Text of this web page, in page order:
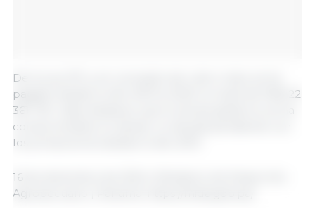
De la Ley 107, y en concepto de rubro maíz, se ha
pagado desde el año 2013 al 2023 un total de PAB 22
361 745.
comprometido en sanear un deuda pendiente con
los productores desde el año 2013.
16 de diciembre de 2024 | Ministerio de Desarrollo
Agropecuario | Panamá. https://mida.gob.pa/